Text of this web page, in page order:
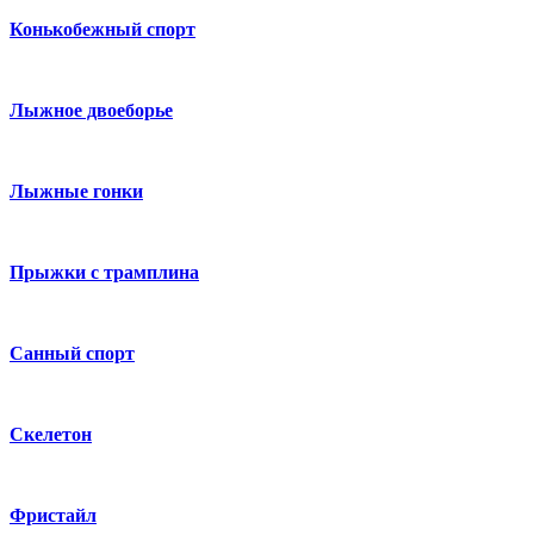
Конькобежный спорт
Лыжное двоеборье
Лыжные гонки
Прыжки с трамплина
Санный спорт
Скелетон
Фристайл